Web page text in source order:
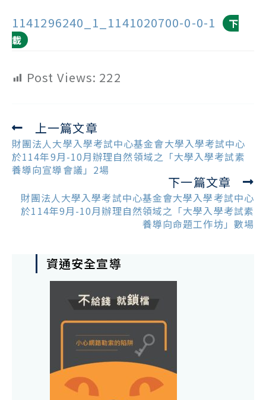
1141296240_1_1141020700-0-0-1
下
載
Post Views: 222
Read
more
articles
上一篇文章
財團法人大學入學考試中心基金會大學入學考試中心
於114年9月-10月辦理自然領域之「大學入學考試素
養導向宣導會議」2場
下一篇文章
財團法人大學入學考試中心基金會大學入學考試中心
於114年9月-10月辦理自然領域之「大學入學考試素
養導向命題工作坊」數場
資通安全宣導